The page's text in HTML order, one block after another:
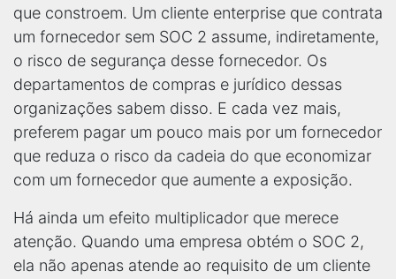
que constroem. Um cliente enterprise que contrata
um fornecedor sem SOC 2 assume, indiretamente,
o risco de segurança desse fornecedor. Os
departamentos de compras e jurídico dessas
organizações sabem disso. E cada vez mais,
preferem pagar um pouco mais por um fornecedor
que reduza o risco da cadeia do que economizar
com um fornecedor que aumente a exposição.
Há ainda um efeito multiplicador que merece
atenção. Quando uma empresa obtém o SOC 2,
ela não apenas atende ao requisito de um cliente